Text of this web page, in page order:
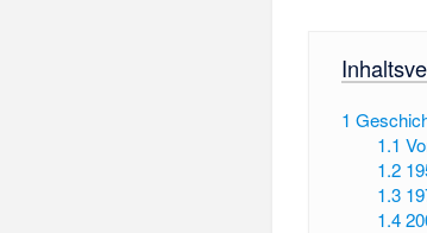
1
1.1
1.2
1.3
1.4